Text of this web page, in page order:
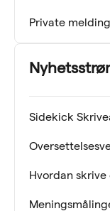
Private
Sidekick
Hvordan